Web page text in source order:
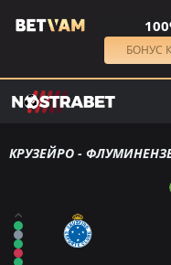
БОНУС
КРУЗЕЙРО -